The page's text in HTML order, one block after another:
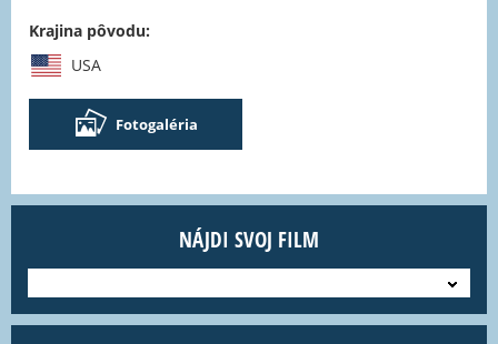
Krajina pôvodu:
USA
Fotogaléria
NÁJDI SVOJ FILM